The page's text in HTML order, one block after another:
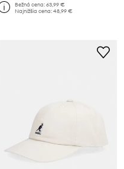
Bežná cena:63,99 €
Najnižšia cena:48,99 €